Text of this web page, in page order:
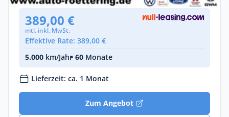
389,00 €
mtl. inkl. MwSt.
Effektive Rate: 389,00 €
5.000 km/Jahr• 60 Monate
Lieferzeit: ca. 1 Monat
Zum Angebot